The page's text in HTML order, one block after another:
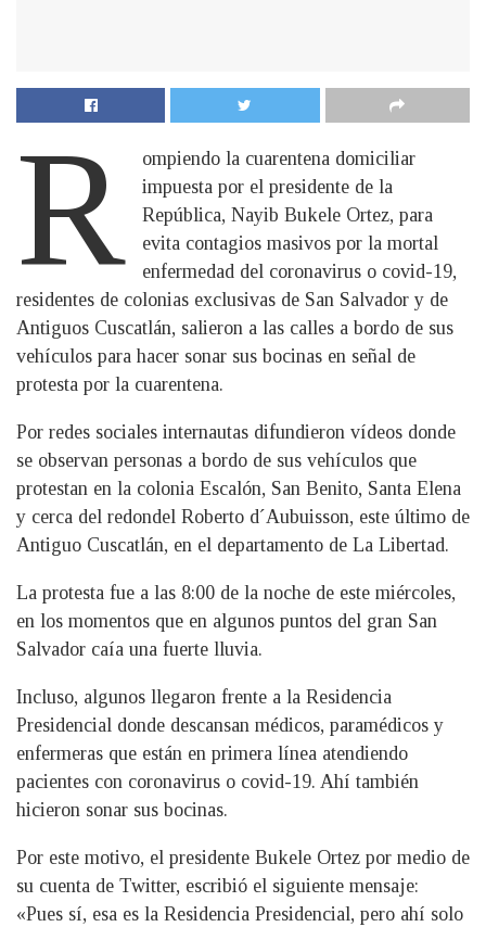
R
ompiendo la cuarentena domiciliar
impuesta por el presidente de la
República, Nayib Bukele Ortez, para
evita contagios masivos por la mortal
enfermedad del coronavirus o covid-19,
residentes de colonias exclusivas de San Salvador y de
Antiguos Cuscatlán, salieron a las calles a bordo de sus
vehículos para hacer sonar sus bocinas en señal de
protesta por la cuarentena.
Por redes sociales internautas difundieron vídeos donde
se observan personas a bordo de sus vehículos que
protestan en la colonia Escalón, San Benito, Santa Elena
y cerca del redondel Roberto d´Aubuisson, este último de
Antiguo Cuscatlán, en el departamento de La Libertad.
La protesta fue a las 8:00 de la noche de este miércoles,
en los momentos que en algunos puntos del gran San
Salvador caía una fuerte lluvia.
Incluso, algunos llegaron frente a la Residencia
Presidencial donde descansan médicos, paramédicos y
enfermeras que están en primera línea atendiendo
pacientes con coronavirus o covid-19. Ahí también
hicieron sonar sus bocinas.
Por este motivo, el presidente Bukele Ortez por medio de
su cuenta de Twitter, escribió el siguiente mensaje:
«Pues sí, esa es la Residencia Presidencial, pero ahí solo